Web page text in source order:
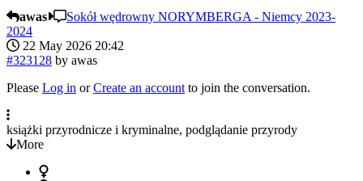
awas
Sokół wędrowny NORYMBERGA - Niemcy 2023-
2024
22 May 2026 20:42
#323128 by awas
Please Log in orCreate an account to join the conversation.
książki przyrodnicze i kryminalne, podglądanie przyrody
More